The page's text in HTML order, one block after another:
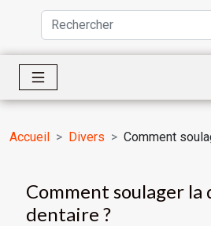
Accueil Divers Comment
Comment soulager la
dentaire ?